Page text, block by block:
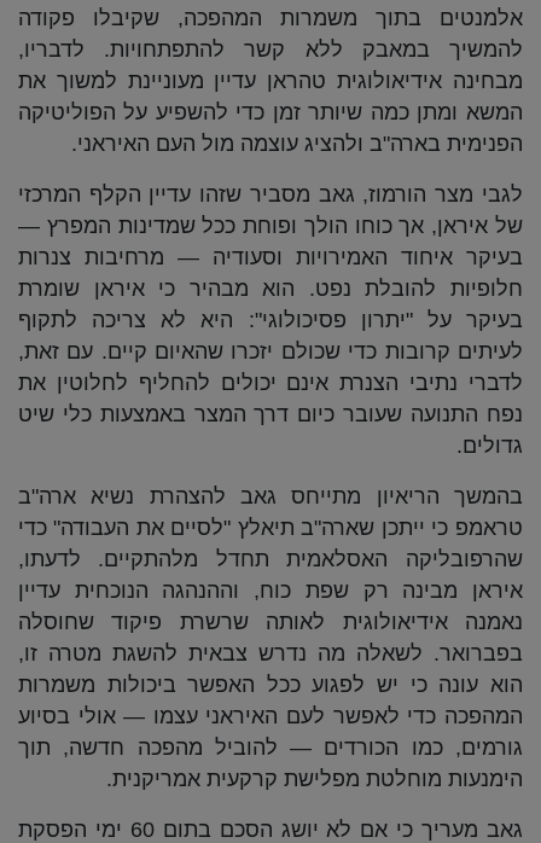
אלמנטים בתוך משמרות המהפכה, שקיבלו פקודה
להמשיך במאבק ללא קשר להתפתחויות. לדבריו,
מבחינה אידיאולוגית טהראן עדיין מעוניינת למשוך את
המשא ומתן כמה שיותר זמן כדי להשפיע על הפוליטיקה
הפנימית בארה"ב ולהציג עוצמה מול העם האיראני.
לגבי מצר הורמוז, גאב מסביר שזהו עדיין הקלף המרכזי
של איראן, אך כוחו הולך ופוחת ככל שמדינות המפרץ —
בעיקר איחוד האמירויות וסעודיה — מרחיבות צנרות
חלופיות להובלת נפט. הוא מבהיר כי איראן שומרת
בעיקר על "יתרון פסיכולוגי": היא לא צריכה לתקוף
לעיתים קרובות כדי שכולם יזכרו שהאיום קיים. עם זאת,
לדברי נתיבי הצנרת אינם יכולים להחליף לחלוטין את
נפח התנועה שעובר כיום דרך המצר באמצעות כלי שיט
גדולים.
בהמשך הריאיון מתייחס גאב להצהרת נשיא ארה"ב
טראמפ כי ייתכן שארה"ב תיאלץ "לסיים את העבודה" כדי
שהרפובליקה האסלאמית תחדל מלהתקיים. לדעתו,
איראן מבינה רק שפת כוח, וההנהגה הנוכחית עדיין
נאמנה אידיאולוגית לאותה שרשרת פיקוד שחוסלה
בפברואר. לשאלה מה נדרש צבאית להשגת מטרה זו,
הוא עונה כי יש לפגוע ככל האפשר ביכולות משמרות
המהפכה כדי לאפשר לעם האיראני עצמו — אולי בסיוע
גורמים, כמו הכורדים — להוביל מהפכה חדשה, תוך
הימנעות מוחלטת מפלישת קרקעית אמריקנית.
גאב מעריך כי אם לא יושג הסכם בתום 60 ימי הפסקת